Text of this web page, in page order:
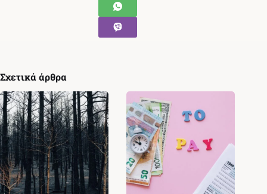
Σχετικά άρθρα